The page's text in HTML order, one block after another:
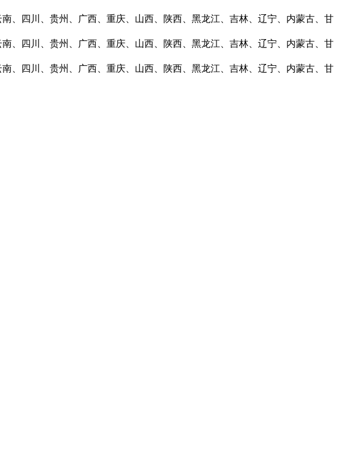
、四川、贵州、广西、重庆、山西、陕西、黑龙江、吉林、辽宁、内蒙古、甘
、四川、贵州、广西、重庆、山西、陕西、黑龙江、吉林、辽宁、内蒙古、甘
、四川、贵州、广西、重庆、山西、陕西、黑龙江、吉林、辽宁、内蒙古、甘